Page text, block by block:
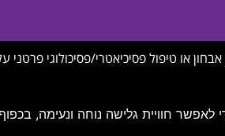
או טיפול פסיכיאטרי/פסיכולוגי